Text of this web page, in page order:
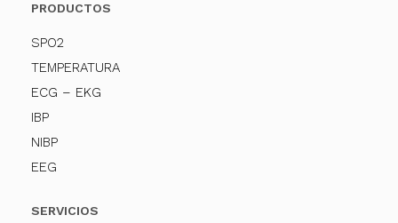
PRODUCTOS
SPO2
TEMPERATURA
ECG – EKG
IBP
NIBP
EEG
SERVICIOS